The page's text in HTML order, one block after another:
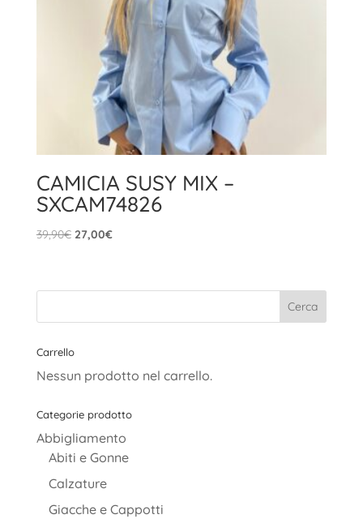
CAMICIA SUSY MIX –
SXCAM74826
39,90€ Il
era:
27,00€Il
è:
Carrello
Nessun prodotto nel carrello.
Categorie prodotto
Abbigliamento
Abiti e Gonne
Calzature
Giacche e Cappotti